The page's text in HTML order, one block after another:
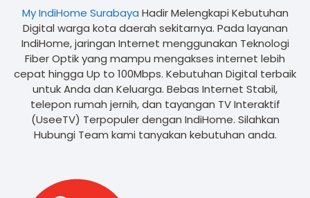
My IndiHome Surabaya Hadir Melengkapi Kebutuhan
Digital warga kota daerah sekitarnya. Pada layanan
IndiHome, jaringan Internet menggunakan Teknologi
Fiber Optik yang mampu mengakses internet lebih
cepat hingga Up to 100Mbps. Kebutuhan Digital terbaik
untuk Anda dan Keluarga. Bebas Internet Stabil,
telepon rumah jernih, dan tayangan TV Interaktif
(UseeTV) Terpopuler dengan IndiHome. Silahkan
Hubungi Team kami tanyakan kebutuhan anda.